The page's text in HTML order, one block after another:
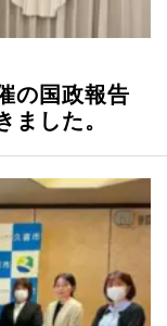
の国政報告
ました。